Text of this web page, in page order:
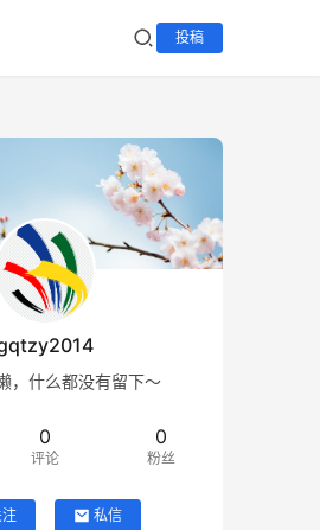
投稿
，什么都没有留下～
0
评论
0
粉丝
私信